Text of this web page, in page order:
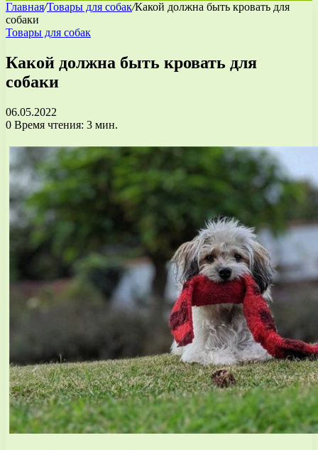
Главная/Товары для собак/Какой должна быть кровать для
собаки
Товары для собак
Какой должна быть кровать для
собаки
06.05.2022
0 Время чтения: 3 мин.